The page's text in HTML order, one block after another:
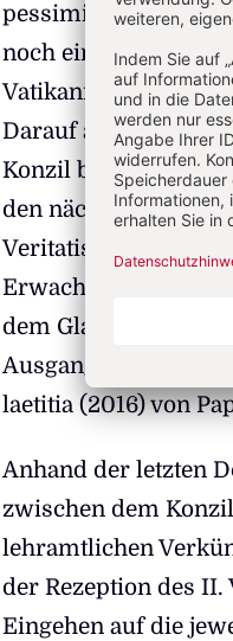
pessimistisch
noch einmal ein
Vatikanischen
Darauf aufmerksam
Konzil bis in die
den nächsten Teil,
Veritatis splendor
dem Glauben (1995)
Ausgangspunkt das
laetitia (2016) von
Anhand der letzten
zwischen dem
lehramtlichen
der Rezeption des
Eingehen auf die